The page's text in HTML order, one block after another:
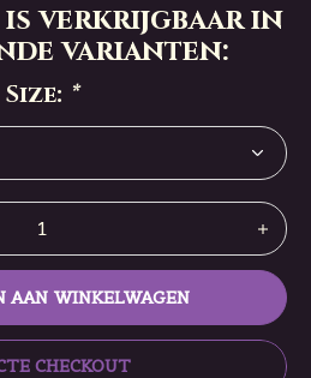
verkrijgbaar in
varianten:
Size: *
AAN WINKELWAGEN
CHECKOUT